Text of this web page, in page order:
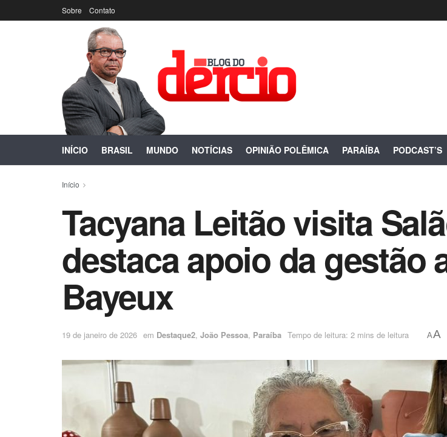
Sobre Contato
INÍCIO BRASIL MUNDO NOTÍCIAS OPINIÃO POLÊMICA PARAÍBA PODCAST’S
Início
Tacyana Leitão visita
destaca apoio da gestão
Bayeux
19 de janeiro de 2026 em Destaque2, João Pessoa, Paraíba Tempo de leitura: 2 mins de leitura AA